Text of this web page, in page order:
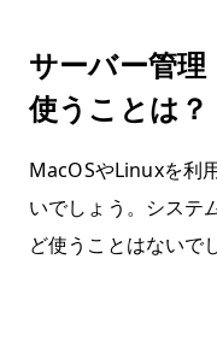
サーバー管
使うことは？
MacOSやLinuxを利
いでしょう。システ
ど使うことはないで